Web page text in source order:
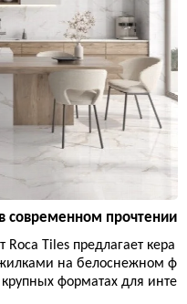
современном прочтении
Tiles предлагает кера
на белоснежном ф
форматах для инте